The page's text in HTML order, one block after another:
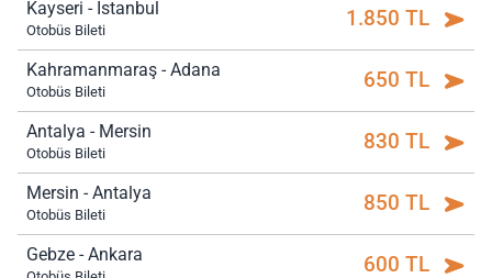
Kayseri - İstanbul
Otobüs Bileti 1.850 TL
Kahramanmaraş - Adana
Otobüs Bileti 650 TL
Antalya - Mersin
Otobüs Bileti 830 TL
Mersin - Antalya
Otobüs Bileti 850 TL
Gebze - Ankara 600 TL